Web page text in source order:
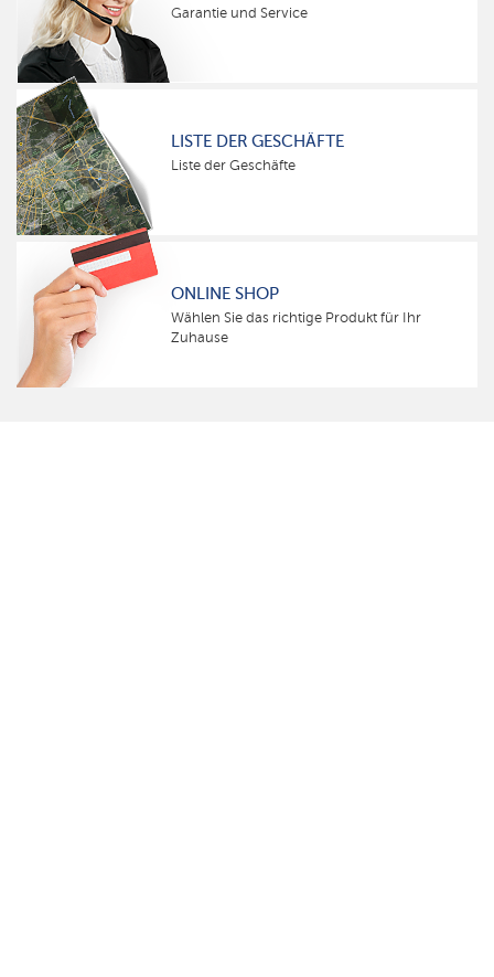
Garantie und Service
LISTE DER GESCHÄFTE
Liste der Geschäfte
ONLINE SHOP
Wählen Sie das richtige Produkt für Ihr
Zuhause